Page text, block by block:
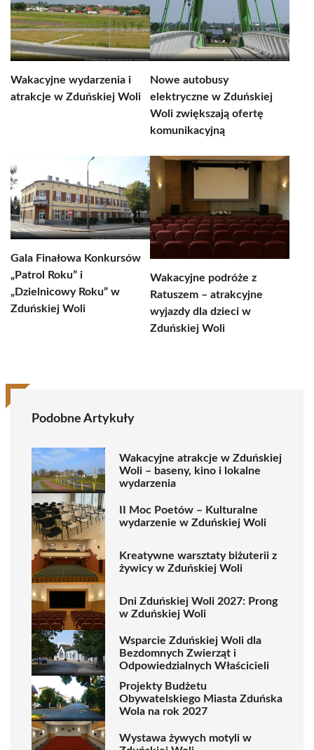
Wakacyjne wydarzenia i
atrakcje w Zduńskiej Woli
Nowe autobusy
elektryczne w Zduńskiej
Woli zwiększają ofertę
komunikacyjną
Gala Finałowa Konkursów
„Patrol Roku” i
„Dzielnicowy Roku” w
Zduńskiej Woli
Wakacyjne podróże z
Ratuszem – atrakcyjne
wyjazdy dla dzieci w
Zduńskiej Woli
Podobne Artykuły
Wakacyjne atrakcje w Zduńskiej
Woli – baseny, kino i lokalne
wydarzenia
II Moc Poetów – Kulturalne
wydarzenie w Zduńskiej Woli
Kreatywne warsztaty biżuterii z
żywicy w Zduńskiej Woli
Dni Zduńskiej Woli 2027: Prong
w Zduńskiej Woli
Wsparcie Zduńskiej Woli dla
Bezdomnych Zwierząt i
Odpowiedzialnych Właścicieli
Projekty Budżetu
Obywatelskiego Miasta Zduńska
Wola na rok 2027
Wystawa żywych motyli w